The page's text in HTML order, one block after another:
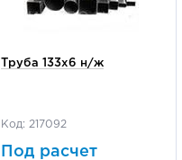
Труба 133х6 н/ж
Код: 217092
Под расчет